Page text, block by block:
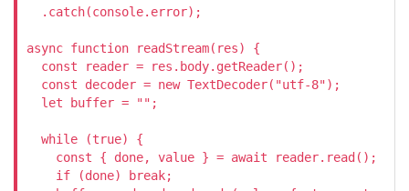
  .catch(console.error);
async function readStream(res) {
  const reader = res.body.getReader();
  const decoder = new TextDecoder("utf-8");
  let buffer = "";
  while (true) {
    const { done, value } = await reader.read();
    if (done) break;